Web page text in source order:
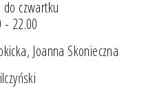
do czwartku
- 22.00
Joanna Skonieczna